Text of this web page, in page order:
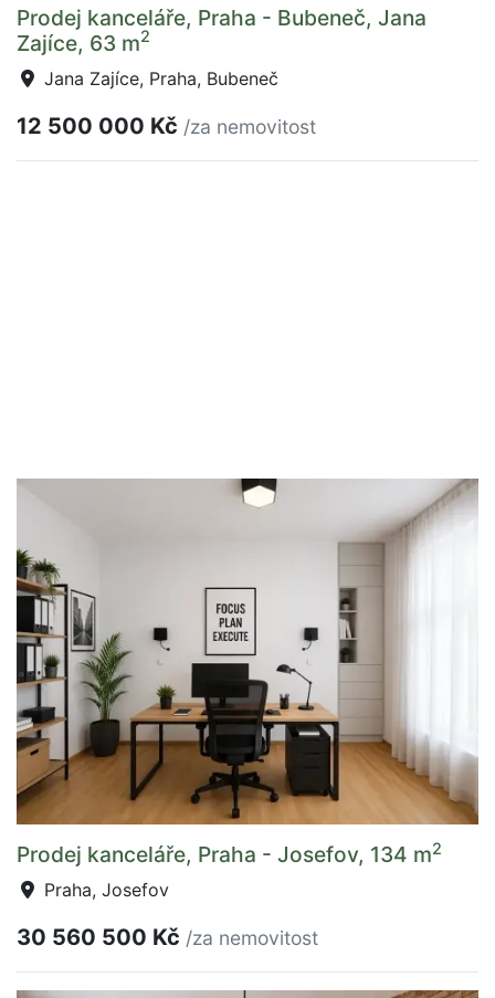
Prodej kanceláře, Praha - Bubeneč, Jana
Zajíce, 63 m2
Jana Zajíce, Praha, Bubeneč
12 500 000 Kč /za nemovitost
Prodej kanceláře, Praha - Josefov, 134 m2
Praha, Josefov
30 560 500 Kč /za nemovitost